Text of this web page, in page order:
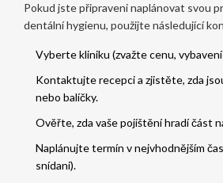
Pokud jste připraveni naplánovat svou
dentální hygienu, použijte následující
Vyberte kliniku (zvažte cenu,
Kontaktujte recepci a zjistěte, zda
nebo balíčky.
Ověřte, zda vaše pojištění hradí část
Naplánujte termín v nejvhodnějším
snídani).